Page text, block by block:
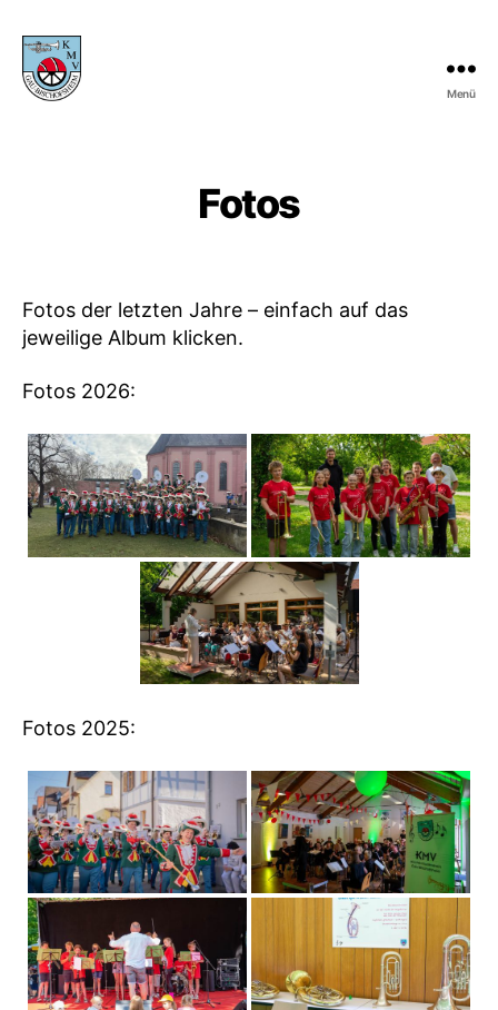
Menü
Fotos
Fotos der letzten Jahre – einfach auf das
jeweilige Album klicken.
Fotos 2026:
Fotos 2025: